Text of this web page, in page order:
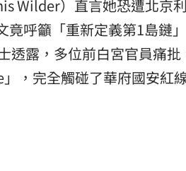
Wilder）直言她恐遭北京
竟呼籲「重新定義第1島鏈
透露，多位前白宮官員痛
，完全觸碰了華府國安紅